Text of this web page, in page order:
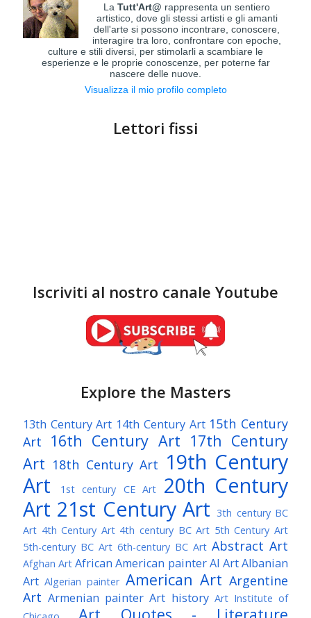
LaTutt'Art@ rappresenta un sentiero
artistico, dove gli stessi artisti e gli amanti
dell'arte si possono incontrare, conoscere,
interagire tra loro, confrontare con epoche,
culture e stili diversi, per stimolarli a scambiare le
esperienze e le proprie conoscenze, per poterne far
nascere delle nuove.
Visualizza il mio profilo completo
Lettori fissi
Iscriviti al nostro canale Youtube
Explore the Masters
13th Century Art 14th Century Art 15th Century
Art
16th Century Art 17th Century
Art 18th Century Art 19th Century
Art
1st century CE Art
20th Century
Art 21st Century Art 3th century BC
Art 4th Century Art 4th century BC Art 5th Century Art
5th-century BC Art 6th-century BC Art Abstract Art
Afghan Art African American painterAI ArtAlbanian
Art Algerian painter American Art Argentine
Art Armenian painter Art history Art Institute of